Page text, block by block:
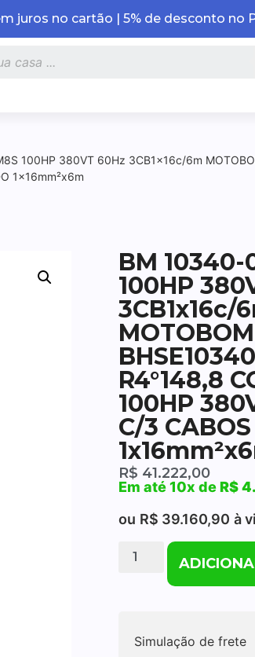
juros no cartão | 5% de desconto no
100HP 380VT 60Hz 3CB1x16c/6m
1x16mm²x6m
BM 10340-
100HP
3CB1x16c/
R4°148,8
100HP
C/3
R$ 41.222,00
Em até 10x deR$
ou R$ 39.160,90 à
Simulação de frete